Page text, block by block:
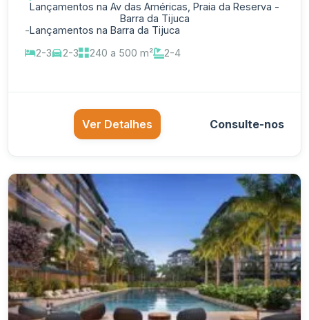
Lançamentos na Av das Américas, Praia da Reserva -
Barra da Tijuca
-Lançamentos na Barra da Tijuca
2-3
2-3 240 a 500 m² 2-4
Ver Detalhes Consulte-nos